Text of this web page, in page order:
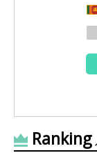
Ranking